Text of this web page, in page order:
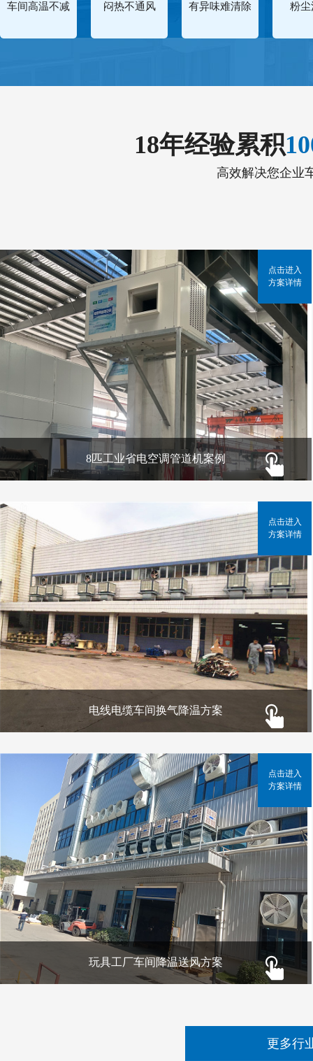
车间高温不减 闷热不通风 有异味难清除 粉尘
18年经验累积
高效解决您企业
8匹工业省电空调管道机案例
点击进入
方案详情
电线电缆车间换气降温方案
点击进入
方案详情
玩具工厂车间降温送风方案
点击进入
方案详情
更多行